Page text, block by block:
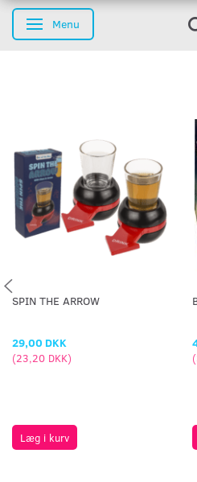
Skifte navigation
Menu
SPIN THE ARROW
29,00 DKK
(23,20 DKK)
Læg i kurv
(